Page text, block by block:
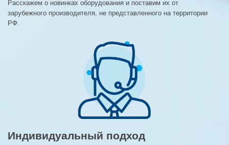
Расскажем о новинках оборудования и поставим их от
зарубежного производителя, не представленного на территории
РФ.
Индивидуальный подход